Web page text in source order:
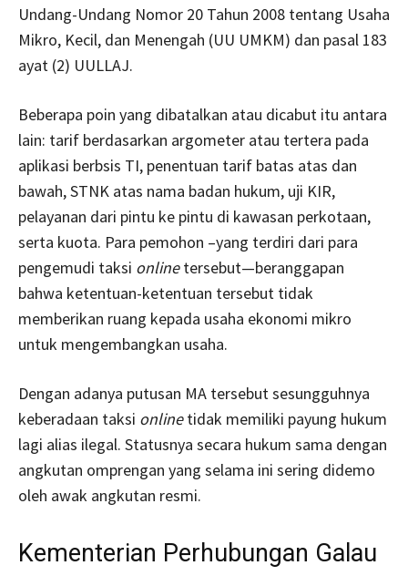
Undang-Undang Nomor 20 Tahun 2008 tentang Usaha
Mikro, Kecil, dan Menengah (UU UMKM) dan pasal 183
ayat (2) UULLAJ.
Beberapa poin yang dibatalkan atau dicabut itu antara
lain: tarif berdasarkan argometer atau tertera pada
aplikasi berbsis TI, penentuan tarif batas atas dan
bawah, STNK atas nama badan hukum, uji KIR,
pelayanan dari pintu ke pintu di kawasan perkotaan,
serta kuota. Para pemohon –yang terdiri dari para
pengemudi taksi onlinetersebut—beranggapan
bahwa ketentuan-ketentuan tersebut tidak
memberikan ruang kepada usaha ekonomi mikro
untuk mengembangkan usaha.
Dengan adanya putusan MA tersebut sesungguhnya
keberadaan taksi onlinetidak memiliki payung hukum
lagi alias ilegal. Statusnya secara hukum sama dengan
angkutan omprengan yang selama ini sering didemo
oleh awak angkutan resmi.
Kementerian Perhubungan Galau